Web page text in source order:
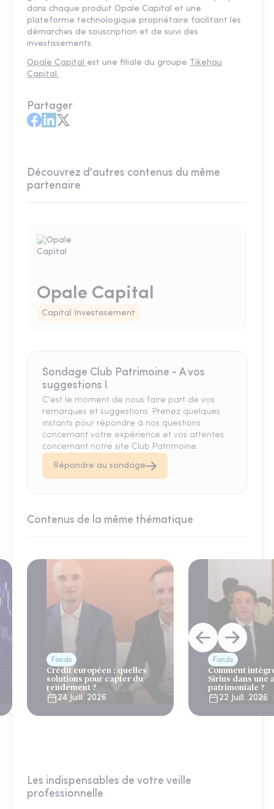
dans chaque produit Opale Capital et une
plateforme technologique propriétaire facilitant les
démarches de souscription et de suivi des
investissements.
Opale Capital est une filiale du groupe Tikehau
Capital.
Partager
Découvrez d'autres contenus du même
partenaire
Opale Capital
Capital Investissement
Sondage Club Patrimoine - A vos
suggestions !
C'est le moment de nous faire part de vos
remarques et suggestions. Prenez quelques
instants pour répondre à nos questions
concernant votre expérience et vos attentes
concernant notre site Club Patrimoine.
Répondre au sondage
Contenus de la même thématique
Fonds
Crédit européen : quelles
solutions pour capter du
rendement ?
24 Juill. 2026
Fonds
Comment
Sirius dans une
patrimoniale ?
22 Juill. 2026
Les indispensables de votre veille
professionnelle